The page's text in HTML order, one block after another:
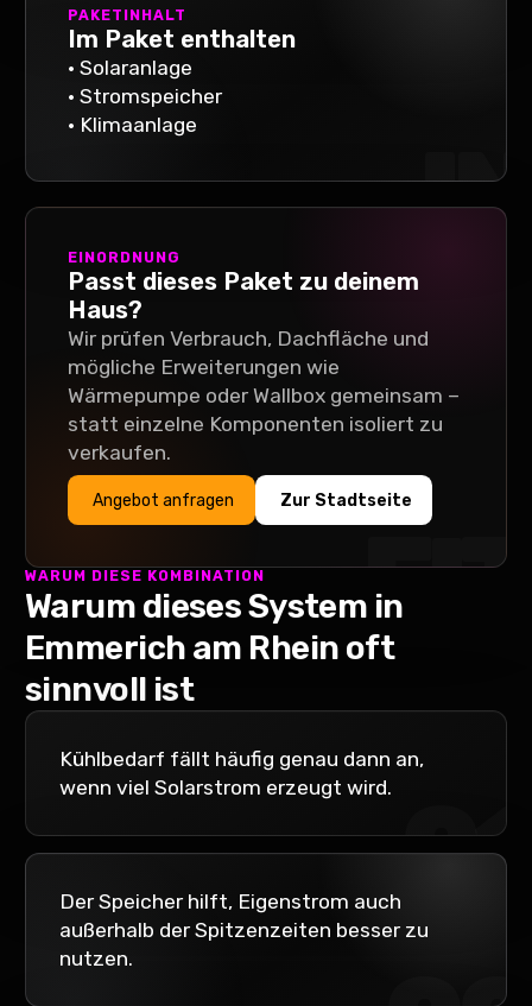
IN
PAKETINHALT
Im Paket enthalten
• Solaranlage
• Stromspeicher
• Klimaanlage
FIT
EINORDNUNG
Passt dieses Paket zu deinem
Haus?
Wir prüfen Verbrauch, Dachfläche und
mögliche Erweiterungen wie
Wärmepumpe oder Wallbox gemeinsam –
statt einzelne Komponenten isoliert zu
verkaufen.
Angebot anfragen Zur Stadtseite
WARUM DIESE KOMBINATION
Warum dieses System in
Emmerich am Rhein oft
sinnvoll ist
01
Kühlbedarf fällt häufig genau dann an,
wenn viel Solarstrom erzeugt wird.
Der Speicher hilft, Eigenstrom auch
außerhalb der Spitzenzeiten besser zu
nutzen.